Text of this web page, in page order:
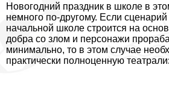
Новогодний праздник в школе в
немного по-другому. Если сценарий
начальной школе строится на
добра со злом и персонажи
минимально, то в этом случае
пpaктически полноценную